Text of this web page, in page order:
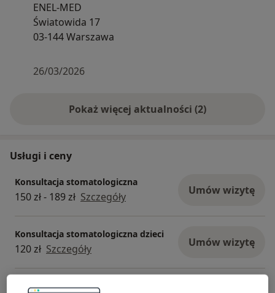
ENEL-MED
Światowida 17
03-144 Warszawa
26/03/2026
Pokaż więcej aktualności (2)
Usługi i ceny
Konsultacja stomatologiczna
150 zł - 189 zł Szczegóły Umów wizytę
Konsultacja stomatologiczna dzieci
120 zł Szczegóły Umów wizytę
Chirurgiczne usuwanie zębów